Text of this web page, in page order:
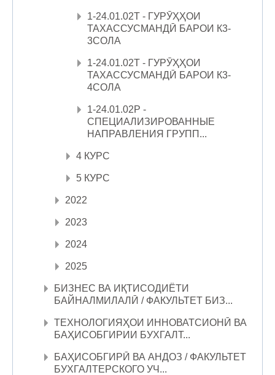
1-24.01.02Т - ГУРӮҲҲОИ
ТАХАССУСМАНДӢ БАРОИ К3-
3СОЛА
1-24.01.02Т - ГУРӮҲҲОИ
ТАХАССУСМАНДӢ БАРОИ К3-
4СОЛА
1-24.01.02Р -
СПЕЦИАЛИЗИРОВАННЫЕ
НАПРАВЛЕНИЯ ГРУПП...
4 КУРС
5 КУРС
2022
2023
2024
2025
БИЗНЕС ВА ИҚТИСОДИЁТИ
БАЙНАЛМИЛАЛӢ / ФАКУЛЬТЕТ БИЗ...
ТЕХНОЛОГИЯҲОИ ИННОВАТСИОНӢ ВА
БАҲИСОБГИРИИ БУХГАЛТ...
БАҲИСОБГИРӢ ВА АНДОЗ / ФАКУЛЬТЕТ
БУХГАЛТЕРСКОГО УЧ...